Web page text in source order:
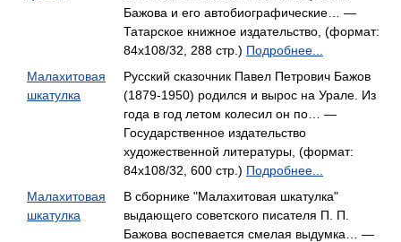
Бажова и его автобиографические… —
Татарское книжное издательство, (формат:
84x108/32, 288 стр.) Подробнее...
Малахитовая
шкатулка
Русский сказочник Павел Петрович Бажов
(1879-1950) родился и вырос на Урале. Из
года в год летом колесил он по… —
Государственное издательство
художественной литературы, (формат:
84x108/32, 600 стр.) Подробнее...
Малахитовая
шкатулка
В сборнике "Малахитовая шкатулка"
выдающего советского писателя П. П.
Бажова воспевается смелая выдумка… —